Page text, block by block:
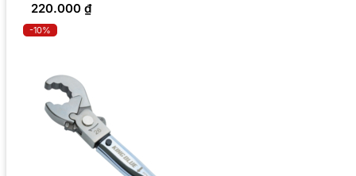
220.000 ₫
-10%